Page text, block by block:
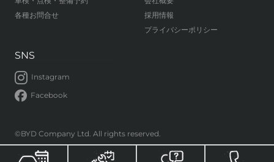
各種お問合せ
採用情報
プライバシーポリシー
SNS
Instagram
Facebook
©BYD Company Ltd. All rights reserved.